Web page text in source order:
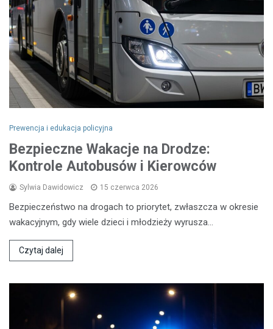
Prewencja i edukacja policyjna
Bezpieczne Wakacje na Drodze:
Kontrole Autobusów i Kierowców
Sylwia Dawidowicz 15 czerwca 2026
Bezpieczeństwo na drogach to priorytet, zwłaszcza w okresie
wakacyjnym, gdy wiele dzieci i młodzieży wyrusza…
Czytaj dalej